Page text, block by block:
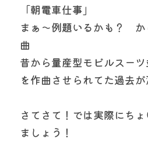
「朝電車仕事」
まぁ～例題いるかも？　
曲
昔から量産型モビルスー
を作曲させられてた過去が
さてさて！では実際にち
ましょう！